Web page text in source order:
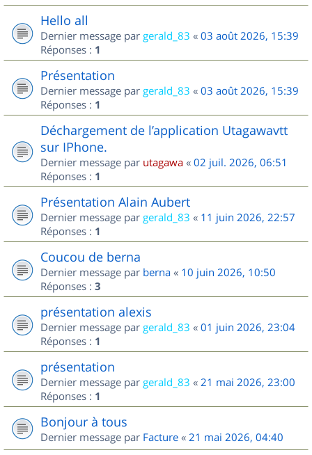
Hello all
Dernier message par gerald_83 « 03 août 2026, 15:39
Réponses : 1
Présentation
Dernier message par gerald_83 « 03 août 2026, 15:39
Réponses : 1
Déchargement de l’application Utagawavtt
sur IPhone.
Dernier message par utagawa « 02 juil. 2026, 06:51
Réponses : 1
Présentation Alain Aubert
Dernier message par gerald_83 « 11 juin 2026, 22:57
Réponses : 1
Coucou de berna
Dernier message par berna « 10 juin 2026, 10:50
Réponses : 3
présentation alexis
Dernier message par gerald_83 « 01 juin 2026, 23:04
Réponses : 1
présentation
Dernier message par gerald_83 « 21 mai 2026, 23:00
Réponses : 1
Bonjour à tous
Dernier message par Facture « 21 mai 2026, 04:40